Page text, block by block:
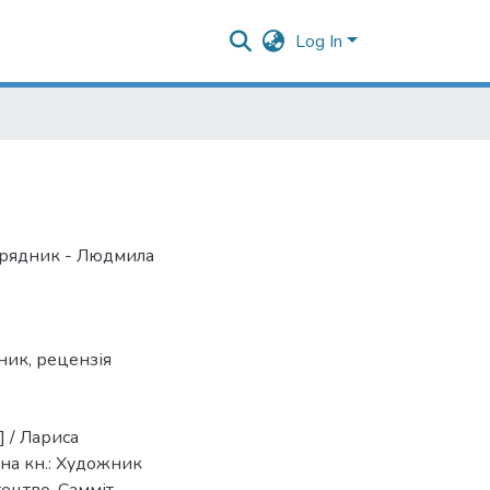
Log In
- Людмила
, рецензія
/ Лариса
кн.: Художник